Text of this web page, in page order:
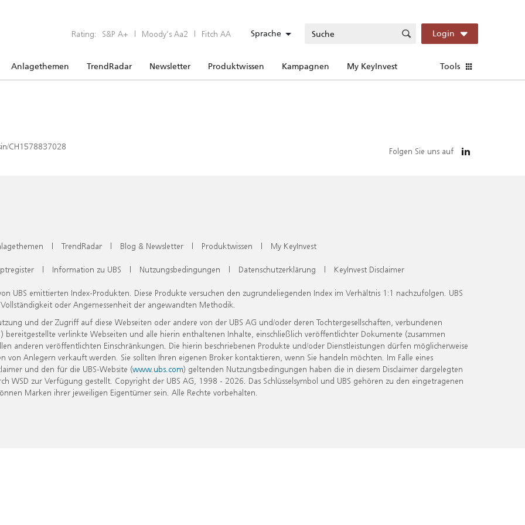
Rating: S&P A+ | Moody’s Aa2 | Fitch AA Sprache Login
Anlagethemen TrendRadar Newsletter Produktwissen Kampagnen My KeyInvest Tools
CH1578837028 Folgen Sie uns auf
| TrendRadar | Blog & Newsletter | Produktwissen | My KeyInvest
| Information zu UBS | Nutzungsbedingungen | Datenschutzerklärung | KeyInvest Disclaimer
UBS emittierten Index-Produkten. Diese Produkte versuchen den zugrundeliegenden Index im Verhältnis 1:1 nachzufolgen. UBS
oder Angemessenheit der angewandten Methodik.
und der Zugriff auf diese Webseiten oder andere von der UBS AG und/oder deren Tochtergesellschaften, verbundenen
verlinkte Webseiten und alle hierin enthaltenen Inhalte, einschließlich veröffentlichter Dokumente (zusammen
anderen veröffentlichten Einschränkungen. Die hierin beschriebenen Produkte und/oder Dienstleistungen dürfen möglicherweise
Anlegern verkauft werden. Sie sollten Ihren eigenen Broker kontaktieren, wenn Sie handeln möchten. Im Falle eines
und den für die UBS-Website (www.ubs.com) geltenden Nutzungsbedingungen haben die in diesem Disclaimer dargelegten
zur Verfügung gestellt. Copyright der UBS AG, 1998 - 2026. Das Schlüsselsymbol und UBS gehören zu den eingetragenen
Marken ihrer jeweiligen Eigentümer sein. Alle Rechte vorbehalten.